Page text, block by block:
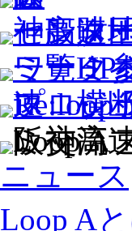
ニュース
Loop A